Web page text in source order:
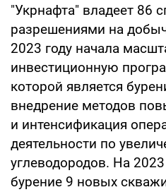
"Укрнафта" владеет 86
разрешениями на
2023 году начала
инвестиционную
которой является
внедрение методов
и интенсификация
деятельности по
углеводородов. На
бурение 9 новых